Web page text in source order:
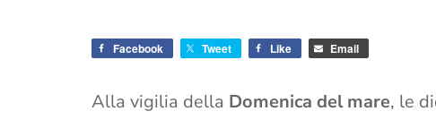
Facebook Tweet Like Email
Alla vigilia della Domenica del mare, le